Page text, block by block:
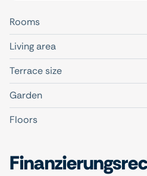
Rooms
Living area
Terrace size
Garden
Floors